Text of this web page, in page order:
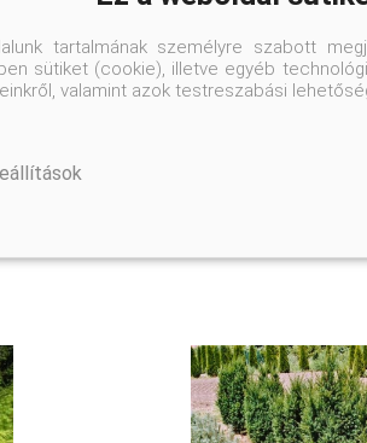
tartalmának személyre szabott
sütiket (cookie), illetve egyéb
valamint azok testreszabási